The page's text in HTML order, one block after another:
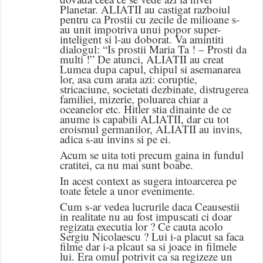
Planetar. ALIATII au castigat razboiul
pentru ca Prostii cu zecile de milioane s-
au unit impotriva unui popor super-
inteligent si l-au doborat. Va amintiti
dialogul: “Is prostii Maria Ta ! – Prosti da
multi !” De atunci, ALIATII au creat
Lumea dupa capul, chipul si asemanarea
lor, asa cum arata azi: coruptie,
stricaciune, societati dezbinate, distrugerea
familiei, mizerie, poluarea chiar a
oceanelor etc. Hitler stia dinainte de ce
anume is capabili ALIATII, dar cu tot
eroismul germanilor, ALIATII au invins,
adica s-au invins si pe ei.
Acum se uita toti precum gaina in fundul
cratitei, ca nu mai sunt boabe.
In acest context as sugera intoarcerea pe
toate fetele a unor evenimente.
Cum s-ar vedea lucrurile daca Ceausestii
in realitate nu au fost impuscati ci doar
regizata executia lor ? Ce cauta acolo
Sergiu Nicolaescu ? Lui i-a placut sa faca
filme dar i-a plcaut sa si joace in filmele
lui. Era omul potrivit ca sa regizeze un